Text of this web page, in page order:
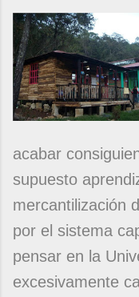
acabar
supuesto
mercantilización
por el sistema
pensar en la
excesivamente